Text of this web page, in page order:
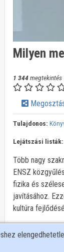
Milyen
1 344megtekintés
Tulajdonos:
Lejátszási listák:
Több nagy
ENSZ
fizika és
javításához.
kultúra